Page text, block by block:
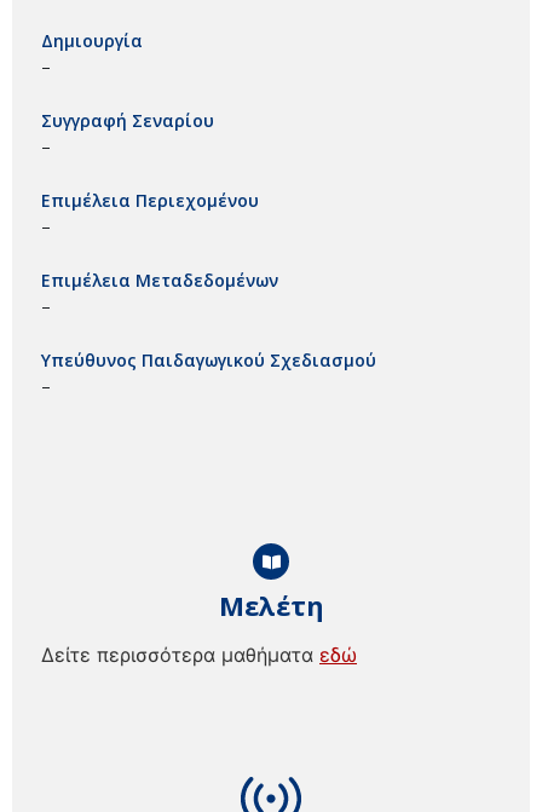
Μελέτη
Δείτε περισσότερα μαθήματα εδώ
Δημιουργία
–
Συγγραφή Σεναρίου
–
Επιμέλεια Περιεχομένου
–
Επιμέλεια Μεταδεδομένων
–
Υπεύθυνος Παιδαγωγικού Σχεδιασμού
–